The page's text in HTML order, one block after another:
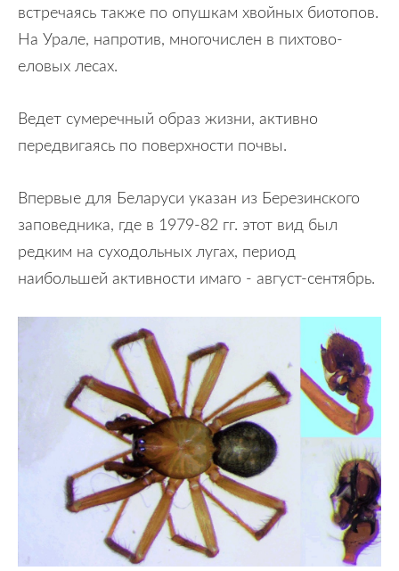
встречаясь также по опушкам хвойных биотопов.
На Урале, напротив, многочислен в пихтово-
еловых лесах.
Ведет сумеречный образ жизни, активно
передвигаясь по поверхности почвы.
Впервые для Беларуси указан из Березинского
заповедника, где в 1979-82 гг. этот вид был
редким на суходольных лугах, период
наибольшей активности имаго - август-сентябрь.